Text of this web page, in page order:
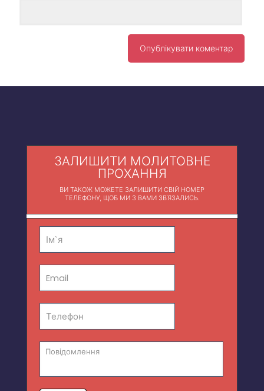
ЗАЛИШИТИ МОЛИТОВНЕ
ПРОХАННЯ
ВИ ТАКОЖ МОЖЕТЕ ЗАЛИШИТИ СВІЙ НОМЕР
ТЕЛЕФОНУ, ЩОБ МИ З ВАМИ ЗВ'ЯЗАЛИСЬ.